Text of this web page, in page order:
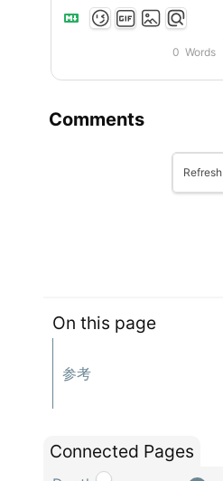
0 Words
Comments
Refresh
Connected Pages
On this page
参考